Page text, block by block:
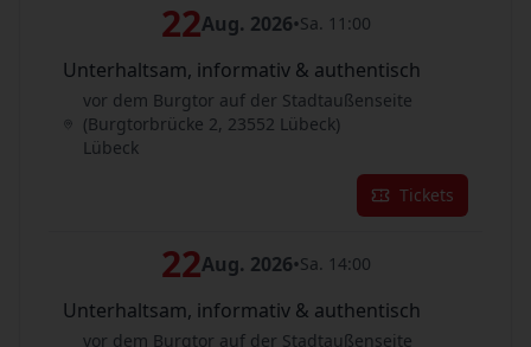
22Aug. 2026•Sa. 11:00
Unterhaltsam, informativ & authentisch
vor dem Burgtor auf der Stadtaußenseite
(Burgtorbrücke 2, 23552 Lübeck)
Lübeck
Tickets
22Aug. 2026•Sa. 14:00
Unterhaltsam, informativ & authentisch
vor dem Burgtor auf der Stadtaußenseite